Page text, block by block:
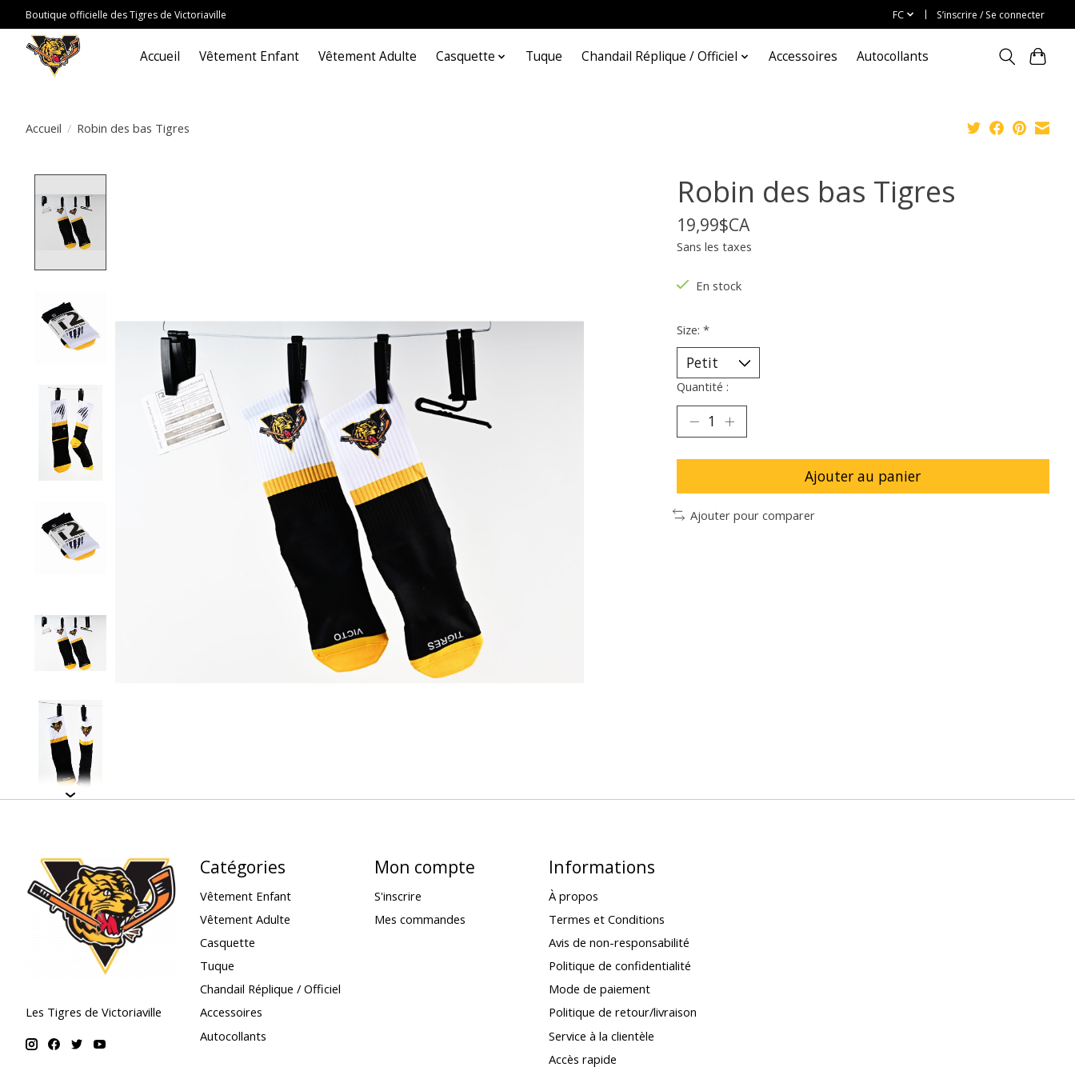
Boutique officielle des Tigres de Victoriaville FC S’inscrire / Se connecter
Accueil Vêtement Enfant Vêtement Adulte Casquette Tuque Chandail Réplique / Officiel Accessoires Autocollants
Accueil / Robin des bas Tigres
Robin des bas Tigres
19,99$CA
Sans les taxes
En stock
Size: *
Quantité :
Ajouter au panier
Ajouter pour comparer
Les Tigres de Victoriaville
Catégories
Vêtement Enfant
Vêtement Adulte
Casquette
Tuque
Chandail Réplique / Officiel
Accessoires
Autocollants
Mon compte
S'inscrire
Mes commandes
Informations
À propos
Termes et Conditions
Avis de non-responsabilité
Politique de confidentialité
Mode de paiement
Politique de retour/livraison
Service à la clientèle
Accès rapide